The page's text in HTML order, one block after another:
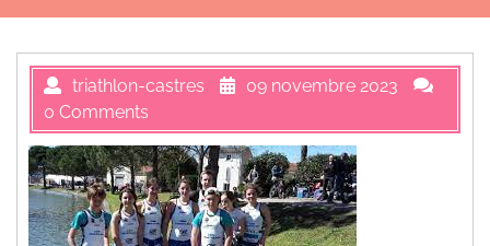
triathlon-castres
09 novembre 2023
0 Comments